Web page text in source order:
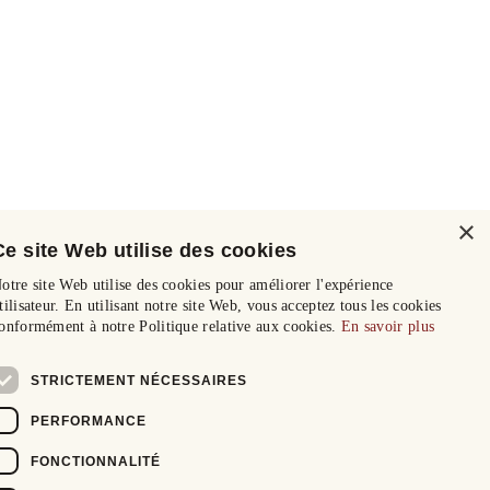
×
site Web utilise des cookies
site Web utilise des cookies pour améliorer l'expérience
En utilisant notre site Web, vous acceptez tous les cookies
à notre Politique relative aux cookies. En savoir plus
STRICTEMENT NÉCESSAIRES
PERFORMANCE
FONCTIONNALITÉ